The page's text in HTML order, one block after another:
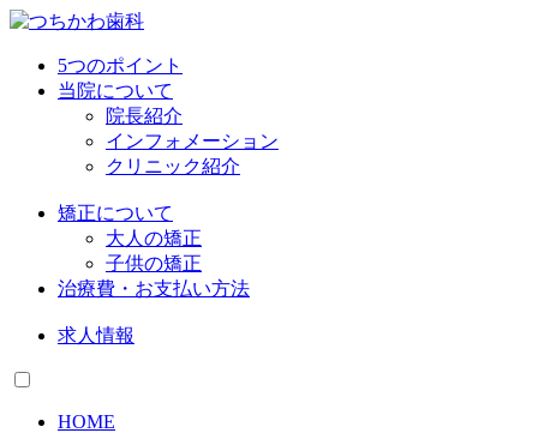
5つのポイント
当院について
院長紹介
インフォメーション
クリニック紹介
矯正について
大人の矯正
子供の矯正
治療費・お支払い方法
求人情報
HOME